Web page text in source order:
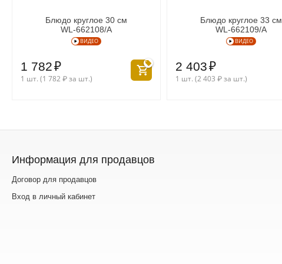
Блюдо круглое 30 см
WL‑662108/A
ВИДЕО
1 782₽
1 шт. (1 782 ₽за шт.)
Блюдо круглое 33 см
WL‑662109/A
ВИДЕО
2 403₽
1 шт. (2 403 ₽за шт.)
Информация для продавцов
Договор для продавцов
Вход в личный кабинет